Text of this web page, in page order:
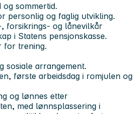
og sommertid.
personlig og faglig utvikling.
, forsikrings- og lånevilkår
i Statens pensjonskasse.
for trening.
sosiale arrangement.
første arbeidsdag i romjulen og
og lønnes etter
med lønnsplassering i